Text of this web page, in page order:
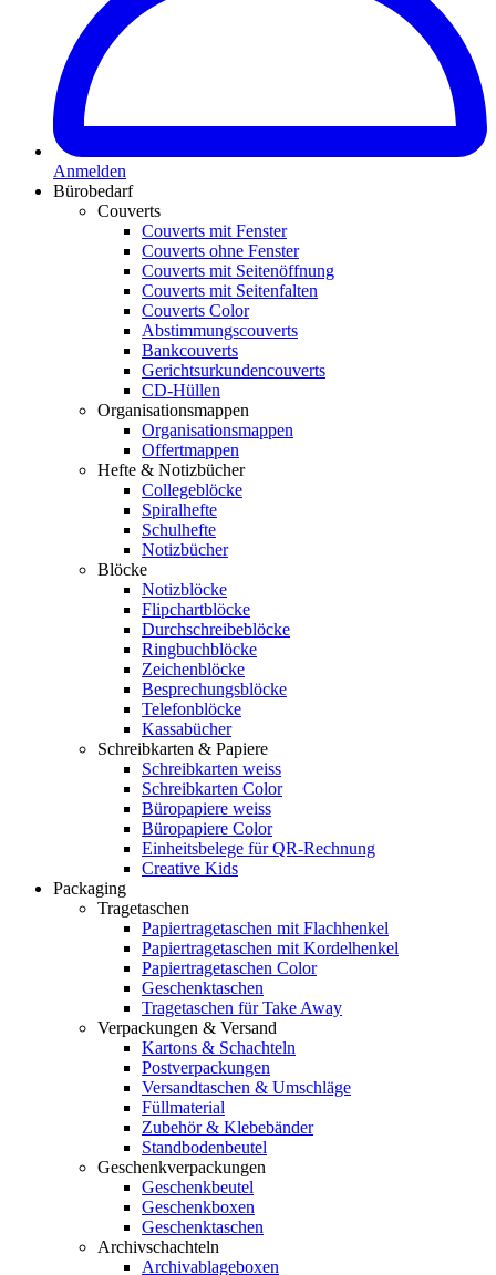
Anmelden
Bürobedarf
Couverts
Couverts mit Fenster
Couverts ohne Fenster
Couverts mit Seitenöffnung
Couverts mit Seitenfalten
Couverts Color
Abstimmungscouverts
Bankcouverts
Gerichtsurkundencouverts
CD-Hüllen
Organisationsmappen
Organisationsmappen
Offertmappen
Hefte & Notizbücher
Collegeblöcke
Spiralhefte
Schulhefte
Notizbücher
Blöcke
Notizblöcke
Flipchartblöcke
Durchschreibeblöcke
Ringbuchblöcke
Zeichenblöcke
Besprechungsblöcke
Telefonblöcke
Kassabücher
Schreibkarten & Papiere
Schreibkarten weiss
Schreibkarten Color
Büropapiere weiss
Büropapiere Color
Einheitsbelege für QR-Rechnung
Creative Kids
Packaging
Tragetaschen
Papiertragetaschen mit Flachhenkel
Papiertragetaschen mit Kordelhenkel
Papiertragetaschen Color
Geschenktaschen
Tragetaschen für Take Away
Verpackungen & Versand
Kartons & Schachteln
Postverpackungen
Versandtaschen & Umschläge
Füllmaterial
Zubehör & Klebebänder
Standbodenbeutel
Geschenkverpackungen
Geschenkbeutel
Geschenkboxen
Geschenktaschen
Archivschachteln
Archivablageboxen